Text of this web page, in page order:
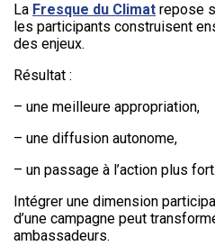
La Fresque du Climat repose
les participants construisent
des enjeux.
Résultat :
– une meilleure appropriation,
– une diffusion autonome,
– un passage à l’action plus fort.
Intégrer une dimension
d’une campagne peut
ambassadeurs.